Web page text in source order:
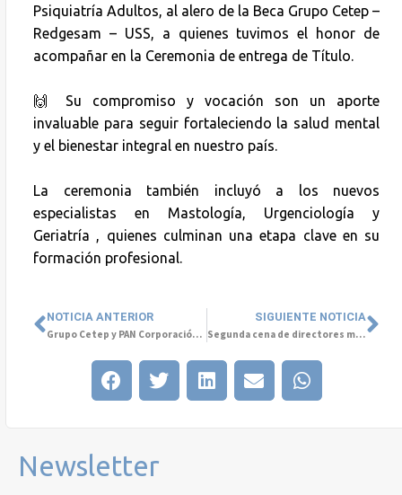
Psiquiatría Adultos, al alero de la Beca Grupo Cetep –
Redgesam – USS, a quienes tuvimos el honor de
acompañar en la Ceremonia de entrega de Título.
🙌 Su compromiso y vocación son un aporte
invaluable para seguir fortaleciendo la salud mental
y el bienestar integral en nuestro país.
La ceremonia también incluyó a los nuevos
especialistas en Mastología, Urgenciología y
Geriatría , quienes culminan una etapa clave en su
formación profesional.
NOTICIA ANTERIOR
Grupo Cetep y PAN Corporación Social se unen en beneficio de la Salud Mental de Colombia
SIGUIENTE NOTICIA
Segunda cena de directores médicos 2025
Newsletter